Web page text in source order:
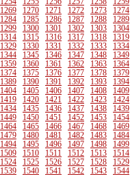
1269 1270 1271 1272 1273 1274
1284 1285 1286 1287 1288 1289
1299 1300 1301 1302 1303 1304
1314 1315 1316 1317 1318 1319
1329 1330 1331 1332 1333 1334
1344 1345 1346 1347 1348 1349
1359 1360 1361 1362 1363 1364
1374 1375 1376 1377 1378 1379
1389 1390 1391 1392 1393 1394
1404 1405 1406 1407 1408 1409
1419 1420 1421 1422 1423 1424
1434 1435 1436 1437 1438 1439
1449 1450 1451 1452 1453 1454
1464 1465 1466 1467 1468 1469
1479 1480 1481 1482 1483 1484
1494 1495 1496 1497 1498 1499
1509 1510 1511 1512 1513 1514
1524 1525 1526 1527 1528 1529
1539 1540 1541 1542 1543 1544